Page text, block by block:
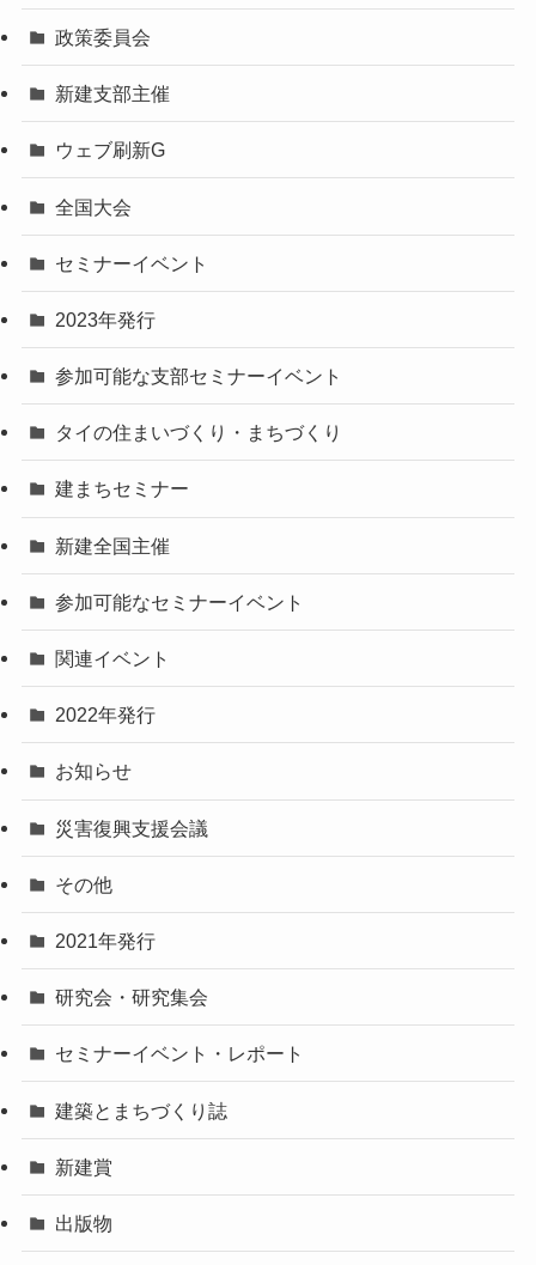
政策委員会
新建支部主催
ウェブ刷新G
全国大会
セミナーイベント
2023年発行
参加可能な支部セミナーイベント
タイの住まいづくり・まちづくり
建まちセミナー
新建全国主催
参加可能なセミナーイベント
関連イベント
2022年発行
お知らせ
災害復興支援会議
その他
2021年発行
研究会・研究集会
セミナーイベント・レポート
建築とまちづくり誌
新建賞
出版物